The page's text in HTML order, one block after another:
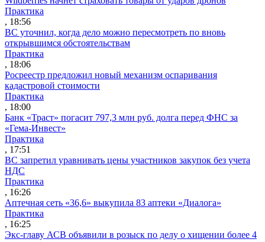
Практика
, 18:56
ВС уточнил, когда дело можно пересмотреть по вновь
открывшимся обстоятельствам
Практика
, 18:06
Росреестр предложил новый механизм оспаривания
кадастровой стоимости
Практика
, 18:00
Банк «Траст» погасит 797,3 млн руб. долга перед ФНС за
«Гема-Инвест»
Практика
, 17:51
ВС запретил уравнивать цены участников закупок без учета
НДС
Практика
, 16:26
Аптечная сеть «36,6» выкупила 83 аптеки «Диалога»
Практика
, 16:25
Экс-главу АСВ объявили в розыск по делу о хищении более 4